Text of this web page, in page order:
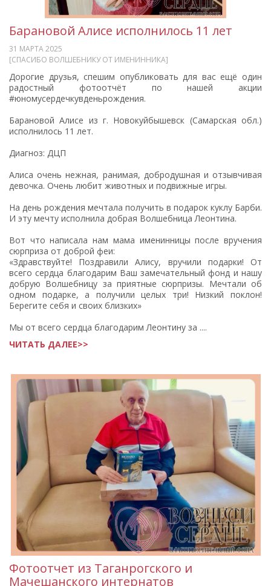
Барановой Алисе исполнилось 11 лет
31 МАРТА 2025
[СПАСИБО ВОЛШЕБНИКУ ОТ ИМЕНИННИКА]
Дорогие друзья, спешим опубликовать для вас ещё один
радостный фотоотчёт по нашей акции
#юномусердечкувденьрождения.
Барановой Алисе из г. Новокуйбышевск (Самарская обл.)
исполнилось 11 лет.
Диагноз: ДЦП
Алиса очень нежная, ранимая, добродушная и отзывчивая
девочка. Очень любит животных и подвижные игры.
На день рождения мечтала получить в подарок куклу Барби.
И эту мечту исполнила добрая Волшебница Леонтина.
Вот что написала нам мама именинницы после вручения
сюрприза от доброй феи:
«Здравствуйте! Поздравили Алису, вручили подарки! От
всего сердца благодарим Ваш замечательный фонд и нашу
добрую Волшебницу за приятные сюрпризы. Мечтали об
одном подарке, а получили целых три! Низкий поклон!
Берегите себя и своих близких»
Мы от всего сердца благодарим Леонтину за ....
ЧИТАТЬ ДАЛЕЕ>>
Фотоотчет из Таганрогского и
Мачешанского интернатов